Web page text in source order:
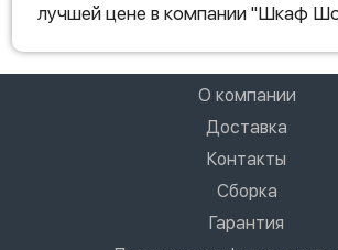
лучшей цене в компании "Шкаф
О компании
Доставка
Контакты
Сборка
Гарантия